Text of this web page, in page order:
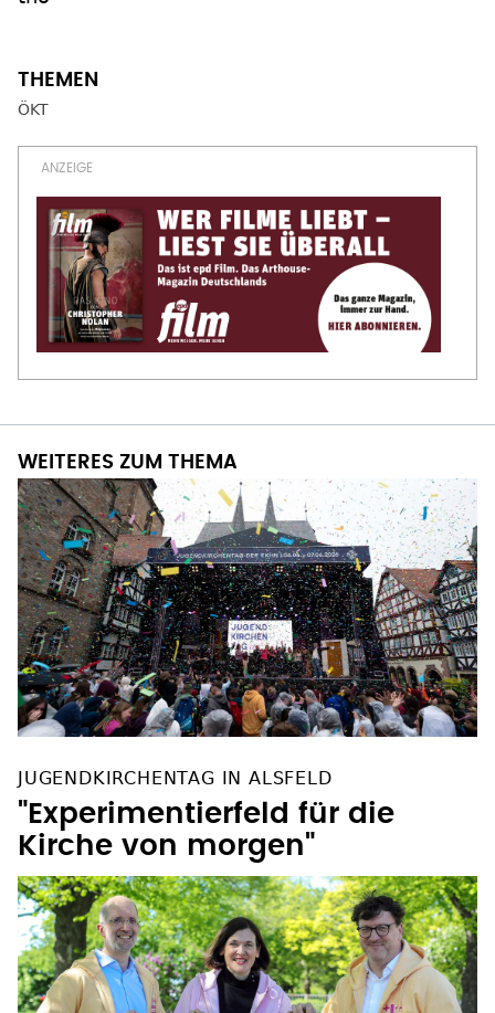
ÖKT
WEITERES ZUM THEMA
JUGENDKIRCHENTAG IN ALSFELD
"Experimentierfeld für die
Kirche von morgen"